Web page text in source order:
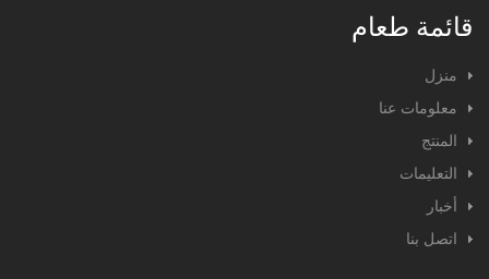
قائمة طعام
منزل
معلومات عنا
المنتج
التعليمات
أخبار
اتصل بنا